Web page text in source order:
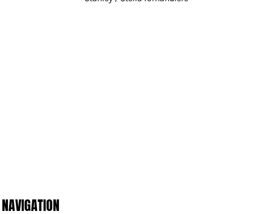
NAVIGATION